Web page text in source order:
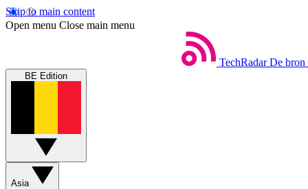
Skip to main content
Open menu Close main menu
TechRadar De bron
BE Edition
Asia